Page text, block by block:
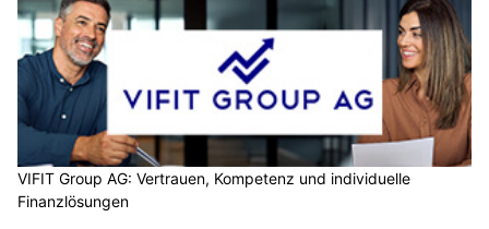
VIFIT Group AG: Vertrauen, Kompetenz und individuelle
Finanzlösungen